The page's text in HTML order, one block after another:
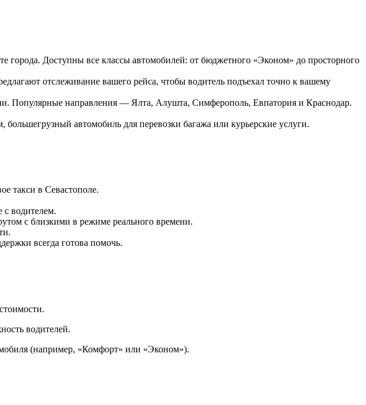
города. Доступны все классы автомобилей: от бюджетного «Эконом» до просторного
отслеживание вашего рейса, чтобы водитель подъехал точно к вашему
Популярные направления — Ялта, Алушта, Симферополь, Евпатория и Краснодар.
автомобиль для перевозки багажа или курьерские услуги.
такси в Севастополе.
с водителем.
с близкими в режиме реального времени.
всегда готова помочь.
водителей.
(например, «Комфорт» или «Эконом»).